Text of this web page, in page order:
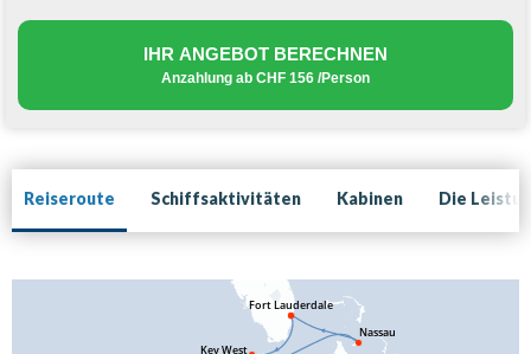
IHR ANGEBOT BERECHNEN
Anzahlung ab CHF 156 /Person
Reiseroute Schiffsaktivitäten Kabinen Die